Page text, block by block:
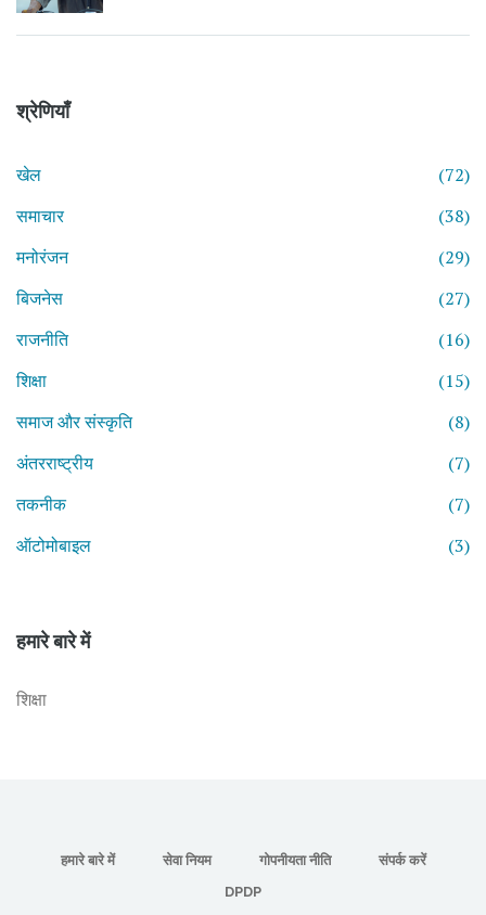
श्रेणियाँ
खेल
(72)
समाचार
(38)
मनोरंजन
(29)
बिजनेस
(27)
राजनीति
(16)
शिक्षा
(15)
समाज और संस्कृति
(8)
अंतरराष्ट्रीय
(7)
तकनीक
(7)
ऑटोमोबाइल
(3)
हमारे बारे में
शिक्षा
हमारे बारे में सेवा नियम गोपनीयता नीति
संपर्क करें
DPDP